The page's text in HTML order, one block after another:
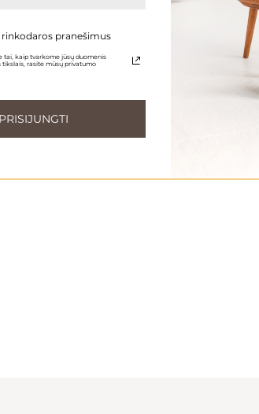
savaites Kiekviena rankinė kuriama
pranešimus
tai, kaip tvarkome jūsų duomenis
rasite mūsų privatumo
PRISIJUNGTI